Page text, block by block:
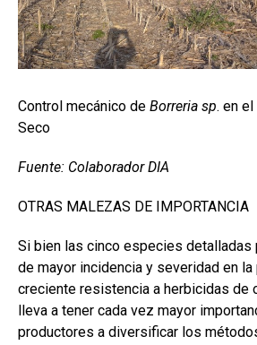
Control mecánico de Borreria sp. en
Seco
Fuente: Colaborador DIA
OTRAS MALEZAS DE IMPORTANCIA
Si bien las cinco especies detalladas
de mayor incidencia y severidad en la
creciente resistencia a herbicidas de
lleva a tener cada vez mayor
productores a diversificar los